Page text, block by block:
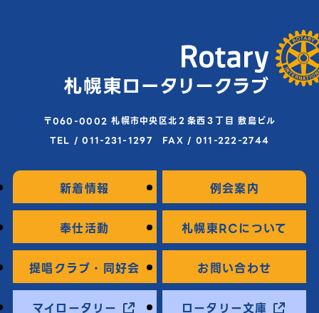
〒060-0002 札幌市中央区北２条西３丁目 敷島ビル
TEL / 011-231-1297 FAX / 011-222-2744
新着情報 例会案内
奉仕活動 札幌東RCについて
提唱クラブ・同好会 お問い合わせ
マイロータリー ロータリー文庫